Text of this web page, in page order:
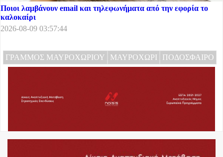
Ποιοι λαμβάνουν email και τηλεφωνήματα από την εφορία το
καλοκαίρι
2026-08-09 03:57:44
ΓΡΑΜΜΟΣ ΜΑΥΡΟΧΩΡΙΟΥ ΜΑΥΡΟΧΩΡΙ ΠΟΔΟΣΦΑΙΡΟ